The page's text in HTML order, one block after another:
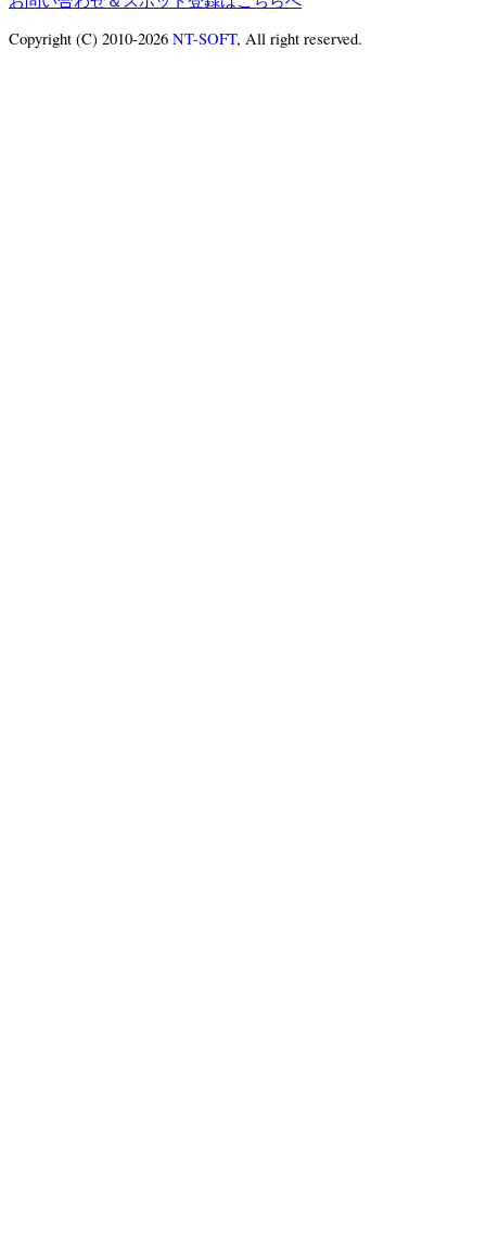
Copyright (C) 2010-2026 NT-SOFT, All right reserved.